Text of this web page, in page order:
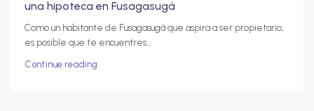
una hipoteca en Fusagasugá
Como un habitante de Fusagasugá que aspira a ser propietario,
es posible que te encuentres...
Continue reading